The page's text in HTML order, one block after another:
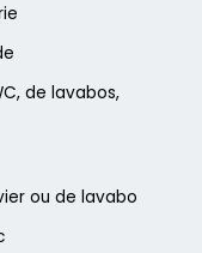
de lavabos,
ou de lavabo